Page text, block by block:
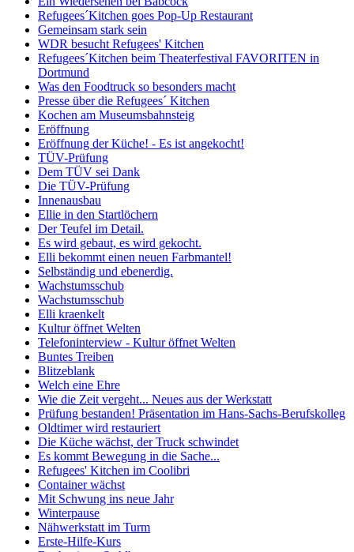
Refugees´Kitchen goes Pop-Up Restaurant
Gemeinsam stark sein
WDR besucht Refugees' Kitchen
Refugees´Kitchen beim Theaterfestival FAVORITEN in
Dortmund
Was den Foodtruck so besonders macht
Presse über die Refugees´ Kitchen
Kochen am Museumsbahnsteig
Eröffnung
Eröffnung der Küche! - Es ist angekocht!
TÜV-Prüfung
Dem TÜV sei Dank
Die TÜV-Prüfung
Innenausbau
Ellie in den Startlöchern
Der Teufel im Detail.
Es wird gebaut, es wird gekocht.
Elli bekommt einen neuen Farbmantel!
Selbständig und ebenerdig.
Wachstumsschub
Wachstumsschub
Elli kraenkelt
Kultur öffnet Welten
Telefoninterview - Kultur öffnet Welten
Buntes Treiben
Blitzeblank
Welch eine Ehre
Wie die Zeit vergeht... Neues aus der Werkstatt
Prüfung bestanden! Präsentation im Hans-Sachs-Berufskolleg
Oldtimer wird restauriert
Die Küche wächst, der Truck schwindet
Es kommt Bewegung in die Sache...
Refugees' Kitchen im Coolibri
Container wächst
Mit Schwung ins neue Jahr
Winterpause
Nähwerkstatt im Turm
Erste-Hilfe-Kurs